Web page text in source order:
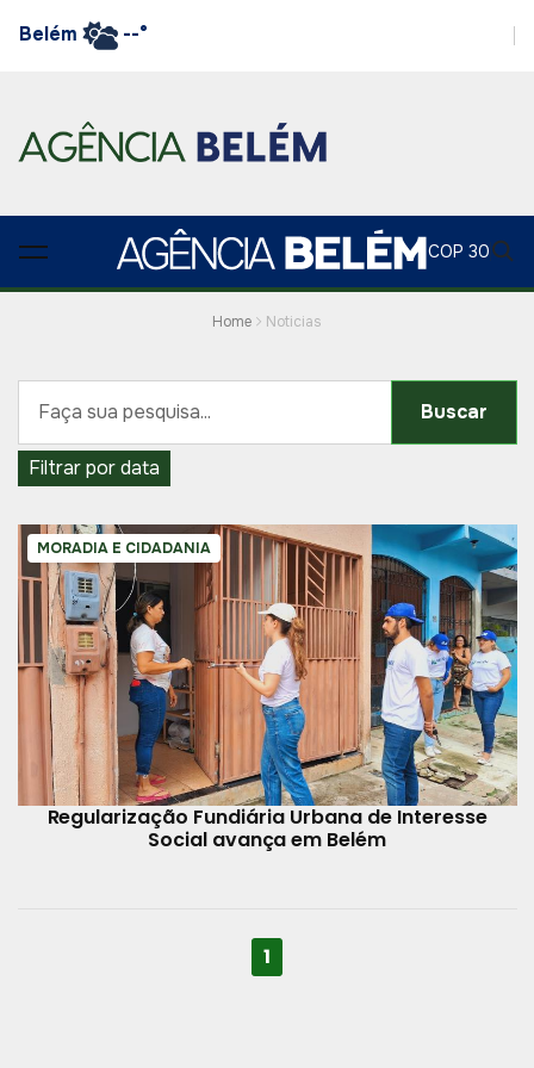
Belém --°
COP 30
Home Noticias
Buscar
Filtrar por data
MORADIA E CIDADANIA
Regularização Fundiária Urbana de Interesse
Social avança em Belém
1